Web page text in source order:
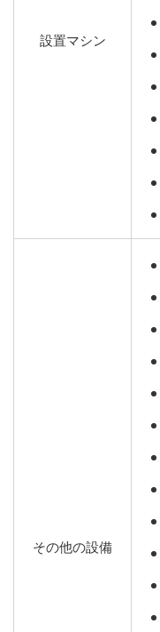
設置マシン
その他の設備